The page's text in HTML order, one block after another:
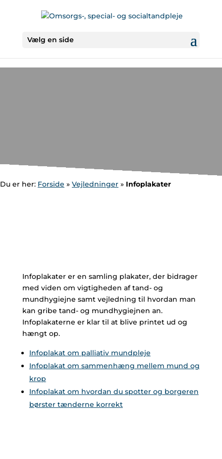
Vælg en side
Du er her: Forside » Vejledninger » Infoplakater
Infoplakater er en samling plakater, der bidrager
med viden om vigtigheden af tand- og
mundhygiejne samt vejledning til hvordan man
kan gribe tand- og mundhygiejnen an.
Infoplakaterne er klar til at blive printet ud og
hængt op.
Infoplakat om palliativ mundpleje
Infoplakat om sammenhæng mellem mund og
krop
Infoplakat om hvordan du spotter og borgeren
børster tænderne korrekt